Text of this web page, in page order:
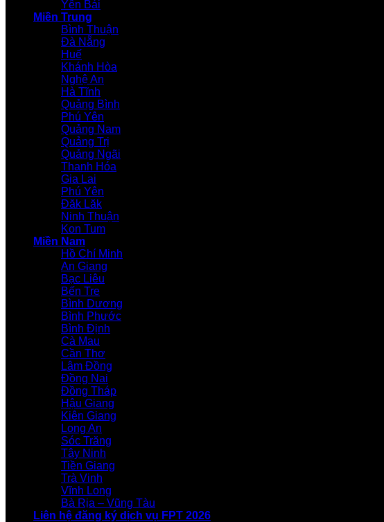
Yên Bái
Miền Trung
Bình Thuận
Đà Nẵng
Huế
Khánh Hòa
Nghệ An
Hà Tĩnh
Quảng Bình
Phú Yên
Quảng Nam
Quảng Trị
Quảng Ngãi
Thanh Hóa
Gia Lai
Phú Yên
Đăk Lăk
Ninh Thuận
Kon Tum
Miền Nam
Hồ Chí Minh
An Giang
Bạc Liêu
Bến Tre
Bình Dương
Bình Phước
Bình Định
Cà Mau
Cần Thơ
Lâm Đồng
Đồng Nai
Đồng Tháp
Hậu Giang
Kiên Giang
Long An
Sóc Trăng
Tây Ninh
Tiền Giang
Trà Vinh
Vĩnh Long
Bà Rịa – Vũng Tàu
Liên hệ đăng ký dịch vụ FPT 2026